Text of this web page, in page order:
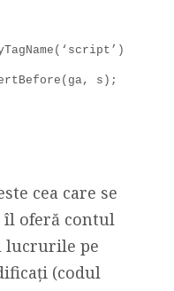
s);
cea care se
îl oferă contul
lucrurile pe
(codul